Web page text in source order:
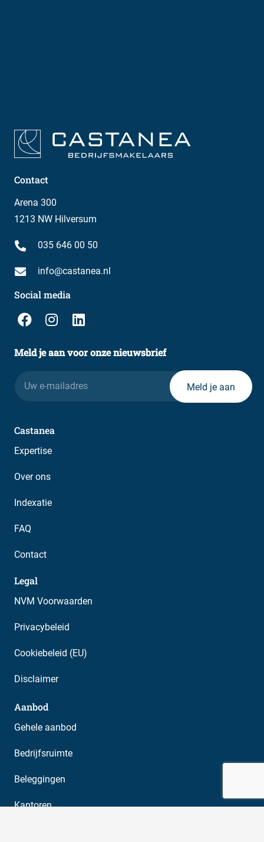
Contact
Arena 300
1213 NW Hilversum
035 646 00 50
info@castanea.nl
Social media
Meld je aan voor onze nieuwsbrief
E-
mailadres
Castanea
Expertise
Over ons
Indexatie
FAQ
Contact
Legal
NVM Voorwaarden
Privacybeleid
Cookiebeleid (EU)
Disclaimer
Aanbod
Gehele aanbod
Bedrijfsruimte
Beleggingen
Kantoren